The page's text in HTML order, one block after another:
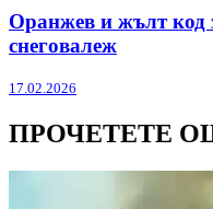
Оранжев и жълт код
снеговалеж
17.02.2026
ПРОЧЕТЕТЕ